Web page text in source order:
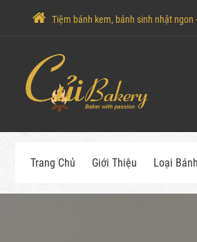
Tiệm bánh kem, bánh sinh nhật
Trang Chủ Giới Thiệu Loại Bánh